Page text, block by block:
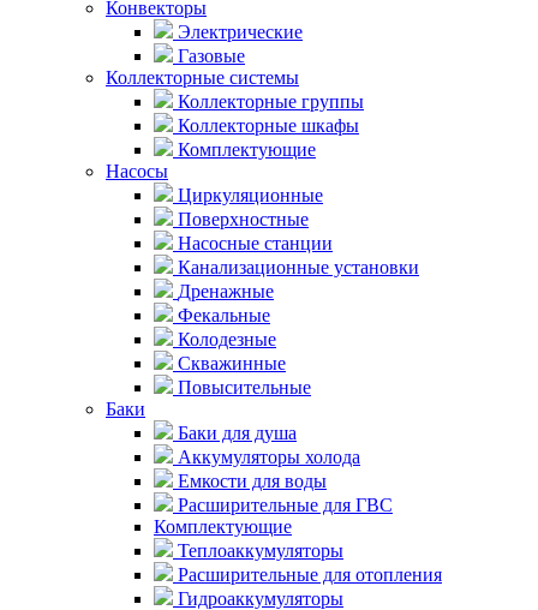
Конвекторы
Электрические
Газовые
Коллекторные системы
Коллекторные группы
Коллекторные шкафы
Комплектующие
Насосы
Циркуляционные
Поверхностные
Насосные станции
Канализационные установки
Дренажные
Фекальные
Колодезные
Скважинные
Повысительные
Баки
Баки для душа
Аккумуляторы холода
Емкости для воды
Расширительные для ГВС
Комплектующие
Теплоаккумуляторы
Расширительные для отопления
Гидроаккумуляторы